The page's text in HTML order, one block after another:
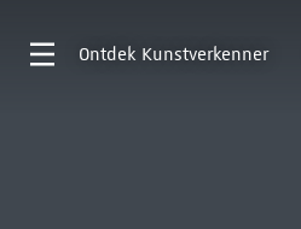
Ontdek Kunstverkenner